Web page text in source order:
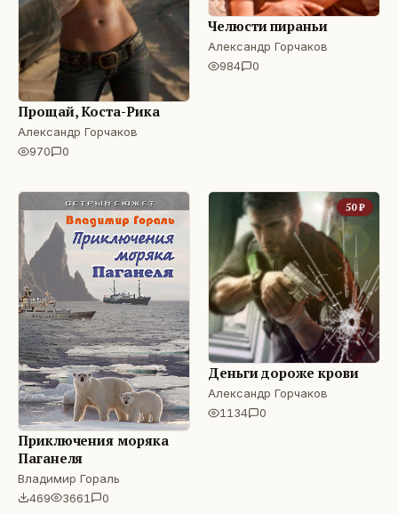
Прощай, Коста-Рика
Александр Горчаков
970
0
Челюсти пираньи
Александр Горчаков
984
0
Приключения моряка
Паганеля
Владимир Гораль
469
3661 0
50₽
Деньги дороже крови
Александр Горчаков
1134
0